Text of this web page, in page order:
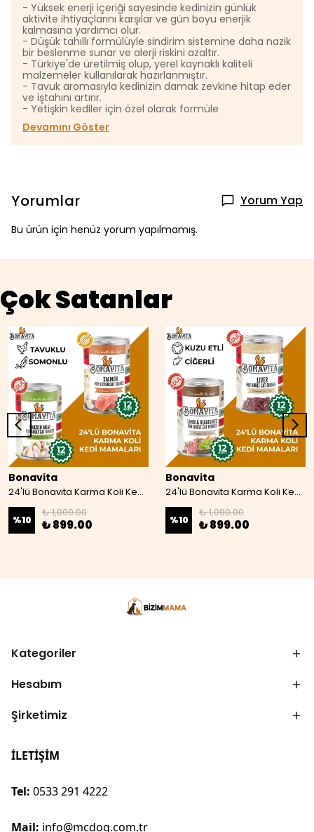
- Yüksek enerji içeriği sayesinde kedinizin günlük
aktivite ihtiyaçlarını karşılar ve gün boyu enerjik
kalmasına yardımcı olur.
- Düşük tahıllı formülüyle sindirim sistemine daha nazik
bir beslenme sunar ve alerji riskini azaltır.
- Türkiye'de üretilmiş olup, yerel kaynaklı kaliteli
malzemeler kullanılarak hazırlanmıştır.
- Tavuk aromasıyla kedinizin damak zevkine hitap eder
ve iştahını artırır.
- Yetişkin kediler için özel olarak formüle
Devamını Göster
Yorumlar Yorum Yap
Bu ürün için henüz yorum yapılmamış.
Çok Satanlar
Bonavita
24'lü Bonavita Karma Koli Kedi Mamaları 07
%10
₺ 1,000.00
₺ 899.00
Bonavita
24'lü Bonavita Karma Koli Kedi Maması 08
%10
₺ 1,000.00
₺ 899.00
Kategoriler
Hesabım
Şirketimiz
İLETİŞİM
Tel: 0533 291 4222
Mail: info@mcdog.com.tr